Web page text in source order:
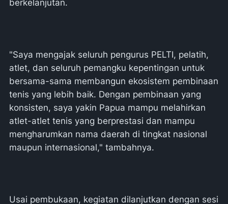
berkelanjutan.
"Saya mengajak seluruh pengurus PELTI, pelatih,
atlet, dan seluruh pemangku kepentingan untuk
bersama-sama membangun ekosistem pembinaan
tenis yang lebih baik. Dengan pembinaan yang
konsisten, saya yakin Papua mampu melahirkan
atlet-atlet tenis yang berprestasi dan mampu
mengharumkan nama daerah di tingkat nasional
maupun internasional," tambahnya.
Usai pembukaan, kegiatan dilanjutkan dengan sesi